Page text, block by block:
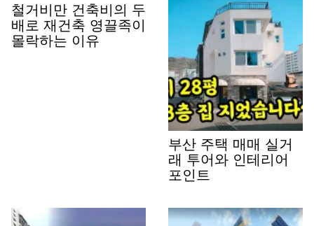
철거비만 건축비의 두
배로 재건축 영끌족이
몰락하는 이유
부산 주택 매매 실거
래 투어와 인테리어
포인트